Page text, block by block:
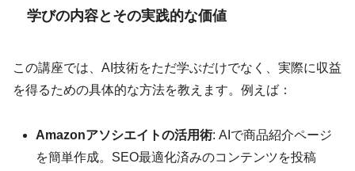
学びの内容とその実践的な価値
この講座では、AI技術をただ学ぶだけでなく、実際に収益
を得るための具体的な方法を教えます。例えば：
Amazonアソシエイトの活用術: AIで商品紹介ページ
を簡単作成。SEO最適化済みのコンテンツを投稿